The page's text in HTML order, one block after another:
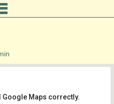
Google Maps correctly.